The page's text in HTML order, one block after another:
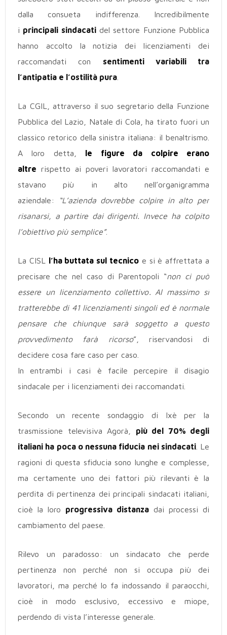
dalla consueta indifferenza. Incredibilmente
i principali sindacatidel settore Funzione Pubblica
hanno accolto la notizia dei licenziamenti dei
raccomandati con sentimenti variabili tra
l’antipatia e l’ostilità pura
La CGIL, attraverso il suo segretario della Funzione
Pubblica del Lazio, Natale di Cola,ha tirato fuori un
classico retorico della sinistra italiana: il benaltrismo.
A loro detta, le figure da colpire erano
altre rispetto ai poveri lavoratori raccomandati e
stavano più in alto nell’organigramma
aziendale:
“L’azienda dovrebbe colpire in alto per
risanarsi, a partire dai dirigenti. Invece ha colpito
l’obiettivo più semplice”.
La CISL l’ha buttata sul tecnico e si è affrettata a
precisare che nel caso di Parentopoli “non ci può
essere un licenziamento collettivo. Al massimo si
tratterebbe di 41 licenziamenti singoli ed è normale
pensare che chiunque sarà soggetto a questo
provvedimento farà ricorso”, riservandosi di
decidere cosa fare caso per caso.
In entrambi i casi è facile percepire il disagio
sindacale per i licenziamenti dei raccomandati.
Secondo un recente sondaggio di Ixè per la
trasmissione televisiva Agorà, più del 70% degli
italiani ha poca o nessuna fiducia nei sindacati. Le
ragioni di questa sfiducia sono lunghe e complesse,
ma certamente uno dei fattori più rilevanti è la
perdita di pertinenza dei principali sindacati italiani,
cioè la loro progressiva distanza dai processi di
cambiamento del paese.
Rilevo un paradosso: un sindacato che perde
pertinenza non perché non si occupa più dei
lavoratori, ma perché lo fa indossando il paraocchi,
cioè in modo esclusivo, eccessivo e miope,
perdendo di vista l’interesse generale.